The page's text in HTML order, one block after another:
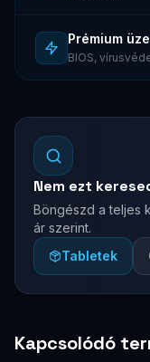
Prémium
BIOS,
Nem ezt
Böngészd a teljes
ár szerint.
Tabletek
Kapcsolódó